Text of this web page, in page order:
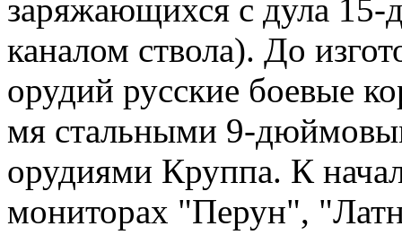
заряжающихся с дула
каналом ствола). До
орудий русские боевые
мя стальными 9-
орудиями Круппа. К
мониторах "Перун",